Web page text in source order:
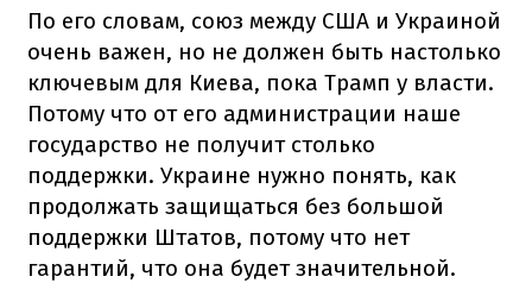
По его словам, союз между США и Украиной
очень важен, но не должен быть настолько
ключевым для Киева, пока Трамп у власти.
Потому что от его администрации наше
государство не получит столько
поддержки. Украине нужно понять, как
продолжать защищаться без большой
поддержки Штатов, потому что нет
гарантий, что она будет значительной.